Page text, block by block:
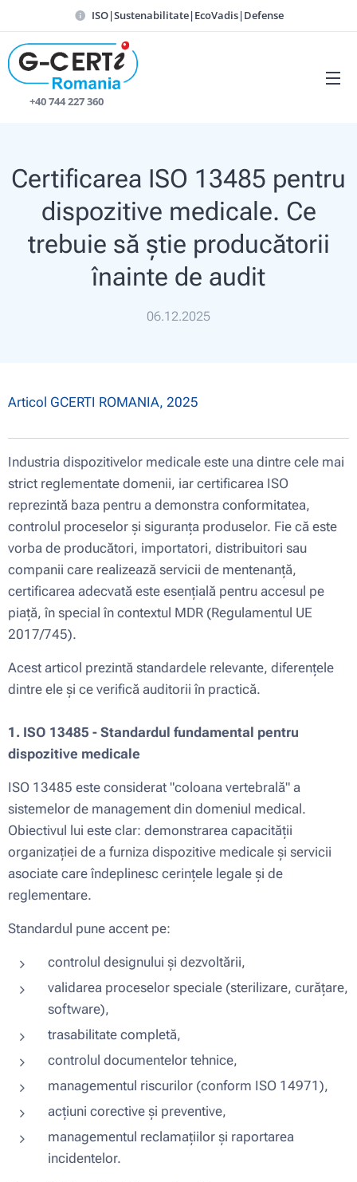
ISO|Sustenabilitate|EcoVadis|Defense
📞 +40 744 227 360
Certificarea ISO 13485 pentru
dispozitive medicale. Ce
trebuie să știe producătorii
înainte de audit
06.12.2025
Articol GCERTI ROMANIA, 2025
Industria dispozitivelor medicale este una dintre cele mai
strict reglementate domenii, iar certificarea ISO
reprezintă baza pentru a demonstra conformitatea,
controlul proceselor și siguranța produselor. Fie că este
vorba de producători, importatori, distribuitori sau
companii care realizează servicii de mentenanță,
certificarea adecvată este esențială pentru accesul pe
piață, în special în contextul MDR (Regulamentul UE
2017/745).
Acest articol prezintă standardele relevante, diferențele
dintre ele și ce verifică auditorii în practică.
1. ISO 13485 - Standardul fundamental pentru
dispozitive medicale
ISO 13485 este considerat "coloana vertebrală" a
sistemelor de management din domeniul medical.
Obiectivul lui este clar: demonstrarea capacității
organizației de a furniza dispozitive medicale și servicii
asociate care îndeplinesc cerințele legale și de
reglementare.
Standardul pune accent pe:
controlul designului și dezvoltării,
validarea proceselor speciale (sterilizare, curățare,
software),
trasabilitate completă,
controlul documentelor tehnice,
managementul riscurilor (conform ISO 14971),
acțiuni corective și preventive,
managementul reclamațiilor și raportarea
incidentelor.